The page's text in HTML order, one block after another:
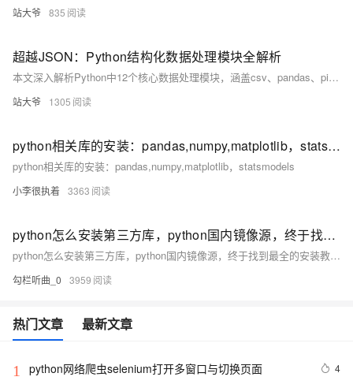
站大爷 835
超越JSON：Python结构化数据处理模块全解析
本文深入解析Python中12个核心数据处理模块，涵盖csv、pandas、pickle、shelve、struct、configparser、xml、numpy、array、sqlite3和msgpack，覆盖表格处理、序列化、配置管理、科学计算等六大场景，结合真实案例与决策树，助你高效应对各类数据挑战。（238字）
站大爷 1305
python相关库的安装：pandas,numpy,matplotlib，statsmodels
python相关库的安装：pandas,numpy,matplotlib，statsmodels
小李很执着 3363
python怎么安装第三方库，python国内镜像源，终于找到最全的安装教程啦；如Requests，Scrapy，NumPy，matplotlib，Pygame，Pyglet，Tkinter
python怎么安装第三方库，python国内镜像源，终于找到最全的安装教程啦；如Requests，Scrapy，NumPy，matplotlib，Pygame，Pyglet，Tkinter
勾栏听曲_0 3959
热门文章 最新文章
1 python网络爬虫selenium打开多窗口与切换页面 4